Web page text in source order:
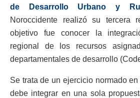
de Desarrollo Urbano y
Noroccidente realizó su tercera
objetivo fue conocer la
regional de los recursos
departamentales de desarrollo
Se trata de un ejercicio normado
debe integrar en una sola